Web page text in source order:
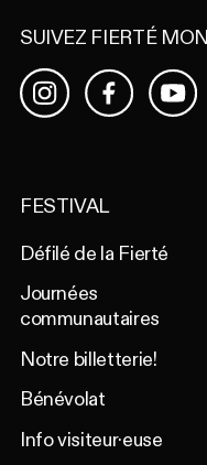
SUIVEZ FIERTÉ
InstagramFacebook
FESTIVAL
Défilé de la Fierté
Journées
communautaires
Notre billetterie!
Bénévolat
Info visiteur·euse